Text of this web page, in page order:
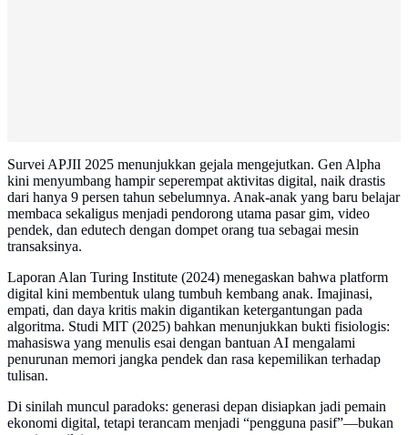
Survei APJII 2025 menunjukkan gejala mengejutkan. Gen Alpha
kini menyumbang hampir seperempat aktivitas digital, naik drastis
dari hanya 9 persen tahun sebelumnya. Anak-anak yang baru belajar
membaca sekaligus menjadi pendorong utama pasar gim, video
pendek, dan edutech dengan dompet orang tua sebagai mesin
transaksinya.
Laporan Alan Turing Institute (2024) menegaskan bahwa platform
digital kini membentuk ulang tumbuh kembang anak. Imajinasi,
empati, dan daya kritis makin digantikan ketergantungan pada
algoritma. Studi MIT (2025) bahkan menunjukkan bukti fisiologis:
mahasiswa yang menulis esai dengan bantuan AI mengalami
penurunan memori jangka pendek dan rasa kepemilikan terhadap
tulisan.
Di sinilah muncul paradoks: generasi depan disiapkan jadi pemain
ekonomi digital, tetapi terancam menjadi “pengguna pasif”—bukan